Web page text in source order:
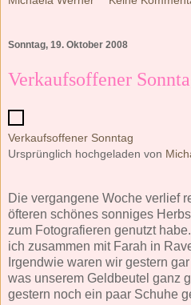
Sonntag, 19. Oktober 2008
Verkaufsoffener
Verkaufsoffener Sonntag
Ursprünglich hochgeladen von
Die vergangene Woche verlief
öfteren schönes sonniges
zum Fotografieren genutzt
ich zusammen mit Farah in
Irgendwie waren wir gestern
was unserem Geldbeutel ganz
gestern noch ein paar Schuhe